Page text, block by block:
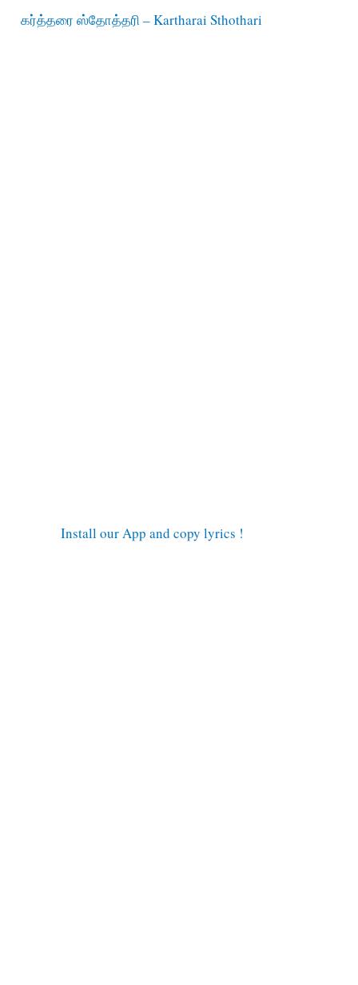
கர்த்தரை ஸ்தோத்தரி – Kartharai Sthothari
Install our App and copy lyrics !